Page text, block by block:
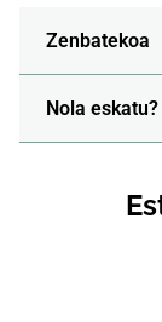
Zenbatekoa
Nola eskatu?